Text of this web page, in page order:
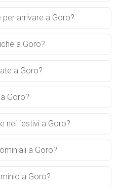
arrivare a Goro?
a Goro?
a Goro?
Goro?
nei festivi a Goro?
a Goro?
a Goro?